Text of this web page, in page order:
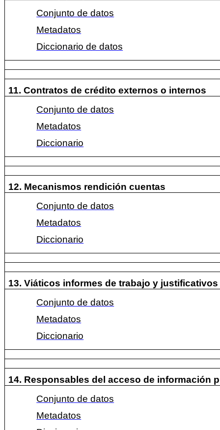
Conjunto de datos
Metadatos
Diccionario de datos
11. Contratos de crédito externos o internos
Conjunto de datos
Metadatos
Diccionario
12. Mecanismos rendición cuentas
Conjunto de datos
Metadatos
Diccionario
13. Viáticos informes de trabajo y
Conjunto de datos
Metadatos
Diccionario
14. Responsables del acceso de información
Conjunto de datos
Metadatos